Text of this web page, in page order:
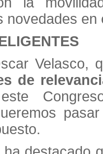
novedades
Velasco,
de